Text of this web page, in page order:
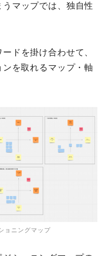
マップでは、独自性
ドを掛け合わせて、
を取れるマップ・軸
ョニングマップ